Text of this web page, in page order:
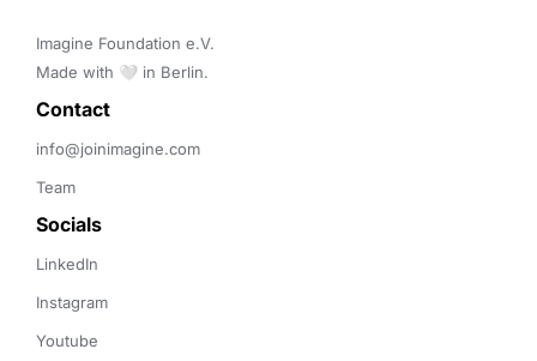
Imagine Foundation e.V.
Made with 🤍 in Berlin.
Contact
info@joinimagine.com
Team
Socials
LinkedIn
Instagram
Youtube